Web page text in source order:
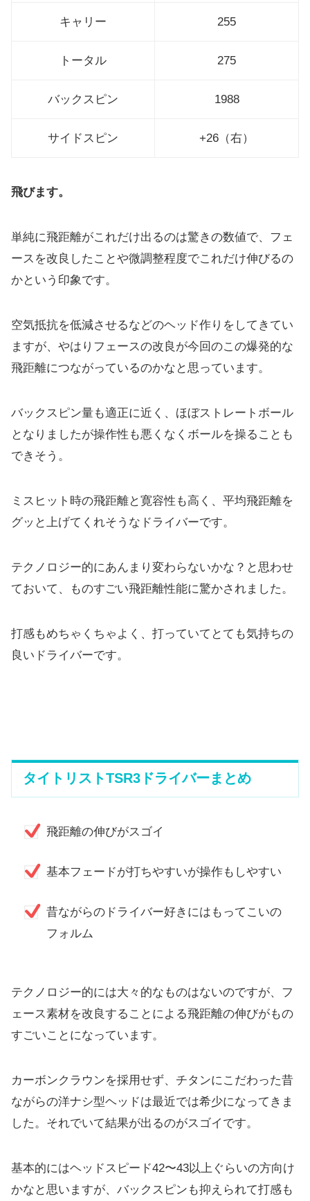
キャリー 255
トータル 275
バックスピン 1988
サイドスピン +26（右）
飛びます。
単純に飛距離がこれだけ出るのは驚きの数値で、 フェ
ースを改良したことや微調整程度でこれだけ伸びるの
かという 印象です。
空気抵抗を低減させるなどのヘッド作りをしてきてい
ますが、 やはりフェースの改良が今回のこの爆発的な
飛距離につながっているのかなと思っています。
バックスピン量も適正に近く、ほぼストレートボール
となりましたが操作性も悪くなくボールを操ることも
できそう。
ミスヒット時の飛距離と寛容性も高く、 平均飛距離を
グッと上げてくれそうなドライバーです。
テクノロジー的にあんまり変わらないかな？と思わせ
ておいて、ものすごい飛距離性能に驚かされました。
打感もめちゃくちゃよく、打っていてとても気持ちの
良いドライバーです。
タイトリストTSR3ドライバーまとめ
飛距離の伸びがスゴイ
基本フェードが打ちやすいが操作もしやすい
昔ながらのドライバー好きにはもってこいの
フォルム
テクノロジー的には大々的なものはないのですが、 フ
ェース素材を改良することによる飛距離の伸びがもの
すごいこと になっています。
カーボンクラウンを採用せず、 チタンにこだわった昔
ながらの洋ナシ型ヘッドは最近では希少になってきま
した。それでいて結果が出るのがスゴイです。
基本的にはヘッドスピード42〜43以上ぐらいの方向け
かなと思いますが、バックスピンも抑えられて打感も